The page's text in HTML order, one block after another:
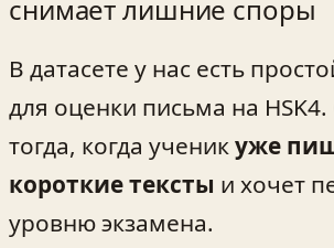
снимает лишние споры
В датасете у нас есть
для оценки письма на
тогда, когда ученикуже
короткие тексты и хочет
уровню экзамена.